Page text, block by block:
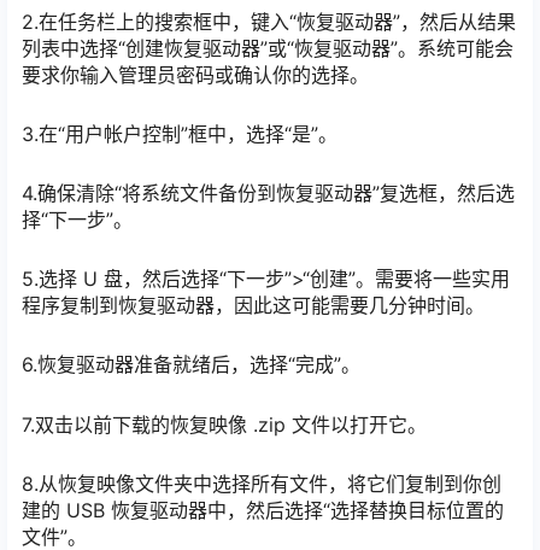
2.在任务栏上的搜索框中，键入“恢复驱动器”，然后从结果
列表中选择“创建恢复驱动器”或“恢复驱动器”。系统可能会
要求你输入管理员密码或确认你的选择。
3.在“用户帐户控制”框中，选择“是”。
4.确保清除“将系统文件备份到恢复驱动器”复选框，然后选
择“下一步”。
5.选择 U 盘，然后选择“下一步”>“创建”。需要将一些实用
程序复制到恢复驱动器，因此这可能需要几分钟时间。
6.恢复驱动器准备就绪后，选择“完成”。
7.双击以前下载的恢复映像 .zip 文件以打开它。
8.从恢复映像文件夹中选择所有文件，将它们复制到你创
建的 USB 恢复驱动器中，然后选择“选择替换目标位置的
文件”。